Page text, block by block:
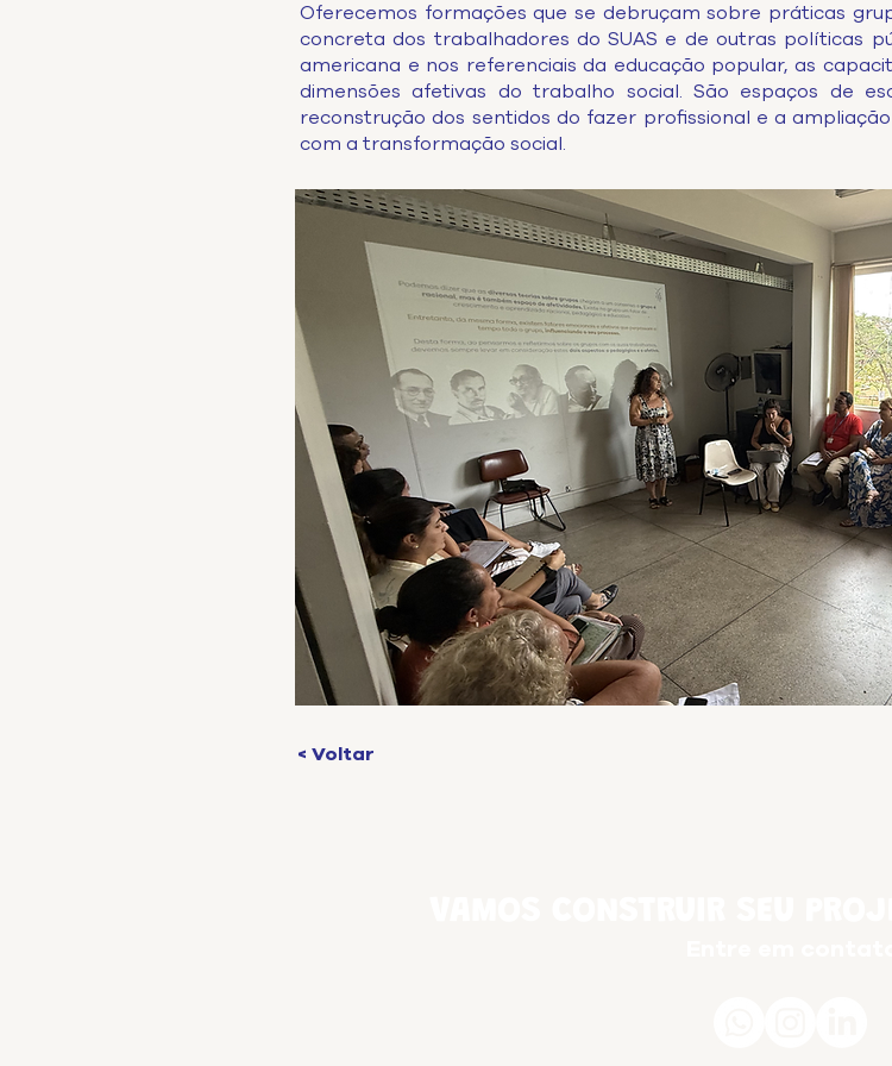
Oferecemos formações que se debruçam sobre práticas
concreta dos trabalhadores do SUAS e de outras políticas
americana e nos referenciais da educação popular, as
dimensões afetivas do trabalho social. São espaços de
reconstrução dos sentidos do fazer profissional e a
com a transformação social.
< Voltar